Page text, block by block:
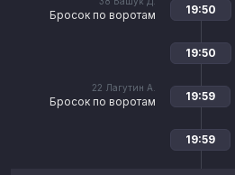
Бросок по воротам 19:50
19:50
22 Лагутин А.
Бросок по воротам 19:59
19:59